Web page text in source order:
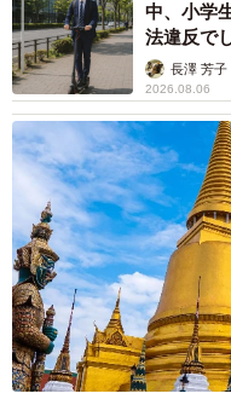
中、小学
法違反で
説】長澤 芳子
2026.08.06